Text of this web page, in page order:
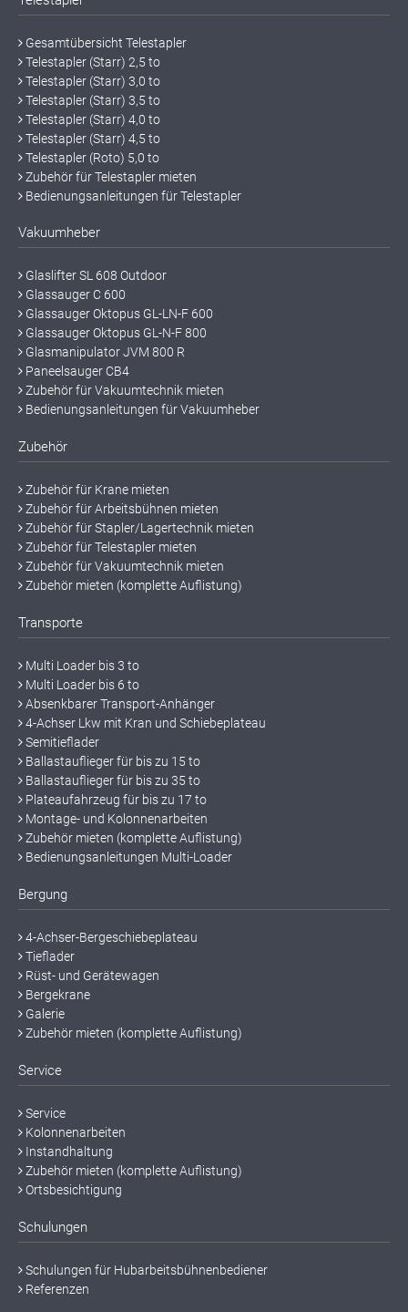
Gesamtübersicht Telestapler
Telestapler (Starr) 2,5 to
Telestapler (Starr) 3,0 to
Telestapler (Starr) 3,5 to
Telestapler (Starr) 4,0 to
Telestapler (Starr) 4,5 to
Telestapler (Roto) 5,0 to
Zubehör für Telestapler mieten
Bedienungsanleitungen für Telestapler
Vakuumheber
Glaslifter SL 608 Outdoor
Glassauger C 600
Glassauger Oktopus GL-LN-F 600
Glassauger Oktopus GL-N-F 800
Glasmanipulator JVM 800 R
Paneelsauger CB4
Zubehör für Vakuumtechnik mieten
Bedienungsanleitungen für Vakuumheber
Zubehör
Zubehör für Krane mieten
Zubehör für Arbeitsbühnen mieten
Zubehör für Stapler/Lagertechnik mieten
Zubehör für Telestapler mieten
Zubehör für Vakuumtechnik mieten
Zubehör mieten (komplette Auflistung)
Transporte
Multi Loader bis 3 to
Multi Loader bis 6 to
Absenkbarer Transport-Anhänger
4-Achser Lkw mit Kran und Schiebeplateau
Semitieflader
Ballastauflieger für bis zu 15 to
Ballastauflieger für bis zu 35 to
Plateaufahrzeug für bis zu 17 to
Montage- und Kolonnenarbeiten
Zubehör mieten (komplette Auflistung)
Bedienungsanleitungen Multi-Loader
Bergung
4-Achser-Bergeschiebeplateau
Tieflader
Rüst- und Gerätewagen
Bergekrane
Galerie
Zubehör mieten (komplette Auflistung)
Service
Service
Kolonnenarbeiten
Instandhaltung
Zubehör mieten (komplette Auflistung)
Ortsbesichtigung
Schulungen
Schulungen für Hubarbeitsbühnenbediener
Referenzen